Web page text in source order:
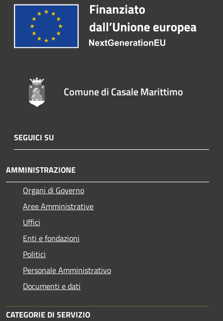
Comune di Casale Marittimo
SEGUICI SU
AMMINISTRAZIONE
Organi di Governo
Aree Amministrative
Uffici
Enti e fondazioni
Politici
Personale Amministrativo
Documenti e dati
CATEGORIE DI SERVIZIO